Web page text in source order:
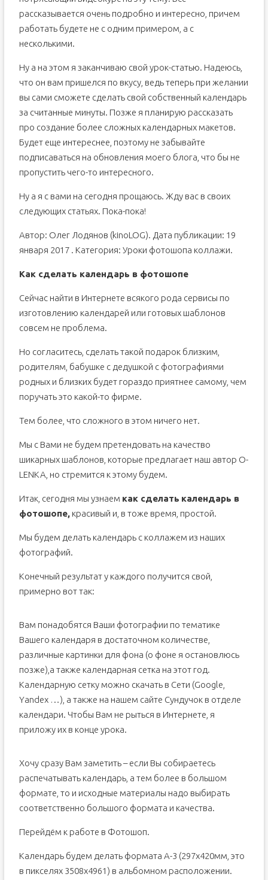
рассказывается очень подробно и интересно, причем
работать будете не с одним примером, а с
несколькими.
Ну а на этом я заканчиваю свой урок-статью. Надеюсь,
что он вам пришелся по вкусу, ведь теперь при желании
вы сами сможете сделать свой собственный календарь
за считанные минуты. Позже я планирую рассказать
про создание более сложных календарных макетов.
Будет еще интереснее, поэтому не забывайте
подписаваться на обновления моего блога, что бы не
пропустить чего-то интересного.
Ну а я с вами на сегодня прощаюсь. Жду вас в своих
следующих статьях. Пока-пока!
Автор: Олег Лодянов (kinoLOG). Дата публикации: 19
января 2017 . Категория: Уроки фотошопа коллажи.
Как сделать календарь в фотошопе
Сейчас найти в Интернете всякого рода сервисы по
изготовлению календарей или готовых шаблонов
совсем не проблема.
Но согласитесь, сделать такой подарок близким,
родителям, бабушке с дедушкой с фотографиями
родных и близких будет гораздо приятнее самому, чем
поручать это какой-то фирме.
Тем более, что сложного в этом ничего нет.
Мы с Вами не будем претендовать на качество
шикарных шаблонов, которые предлагает наш автор O-
LENKA, но стремится к этому будем.
Итак, сегодня мы узнаем как сделать календарь в
фотошопе,красивый и, в тоже время, простой.
Мы будем делать календарь с коллажем из наших
фотографий.
Конечный результат у каждого получится свой,
примерно вот так:
Вам понадобятся Ваши фотографии по тематике
Вашего календаря в достаточном количестве,
различные картинки для фона (о фоне я остановлюсь
позже),а также календарная сетка на этот год.
Календарную сетку можно скачать в Сети (Google,
Yandex …), а также на нашем сайте Сундучок в отделе
календари. Чтобы Вам не рыться в Интернете, я
приложу их в конце урока.
Хочу сразу Вам заметить – если Вы собираетесь
распечатывать календарь, а тем более в большом
формате, то и исходные материалы надо выбирать
соответственно большого формата и качества.
Перейдём к работе в Фотошоп.
Календарь будем делать формата А-3 (297х420мм, это
в пикселях 3508х4961) в альбомном расположении.